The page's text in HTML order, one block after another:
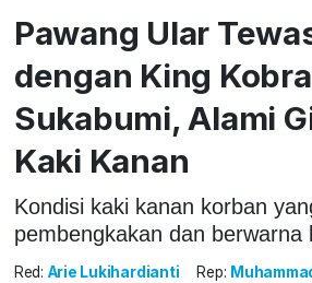
Pawang Ular
dengan King
Sukabumi, Alami
Kaki Kanan
Kondisi kaki kanan korban
pembengkakan dan berwarna
Red: Arie Lukihardianti Rep: